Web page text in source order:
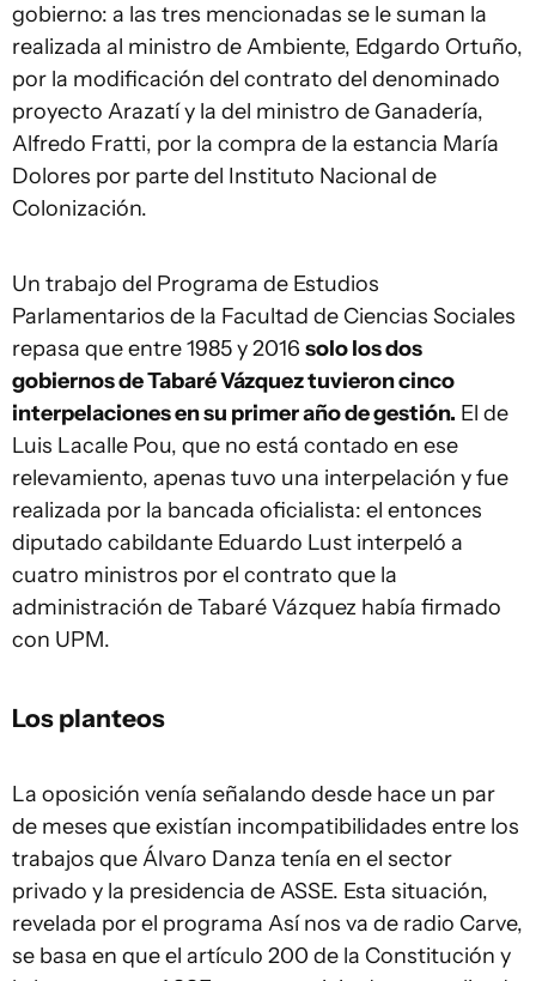
gobierno: a las tres mencionadas se le suman la
realizada al ministro de Ambiente, Edgardo Ortuño,
por la modificación del contrato del denominado
proyecto Arazatí y la del ministro de Ganadería,
Alfredo Fratti, por la compra de la estancia María
Dolores por parte del Instituto Nacional de
Colonización.
Un trabajo del Programa de Estudios
Parlamentarios de la Facultad de Ciencias Sociales
repasa que entre 1985 y 2016 solo los dos
gobiernos de Tabaré Vázquez tuvieron cinco
interpelaciones en su primer año de gestión. El de
Luis Lacalle Pou, que no está contado en ese
relevamiento, apenas tuvo una interpelación y fue
realizada por la bancada oficialista: el entonces
diputado cabildante Eduardo Lust interpeló a
cuatro ministros por el contrato que la
administración de Tabaré Vázquez había firmado
con UPM.
Los planteos
La oposición venía señalando desde hace un par
de meses que existían incompatibilidades entre los
trabajos que Álvaro Danza tenía en el sector
privado y la presidencia de ASSE. Esta situación,
revelada por el programa Así nos va de radio Carve,
se basa en que el artículo 200 de la Constitución y